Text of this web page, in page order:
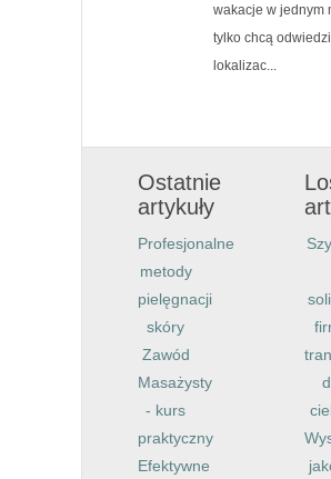
wakacje w jednym
tylko chcą
lokalizac...
Ostatnie
artykuły
Profesjonalne
metody
pielęgnacji
skóry
Zawód
Masażysty
- kurs
praktyczny
Efektywne